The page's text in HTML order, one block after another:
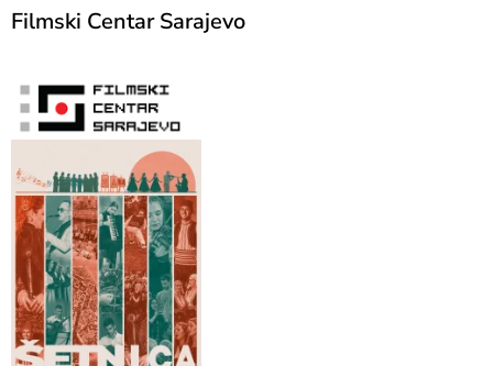
Filmski Centar Sarajevo